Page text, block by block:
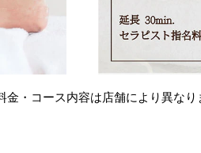
・コース内容は店舗により異なり